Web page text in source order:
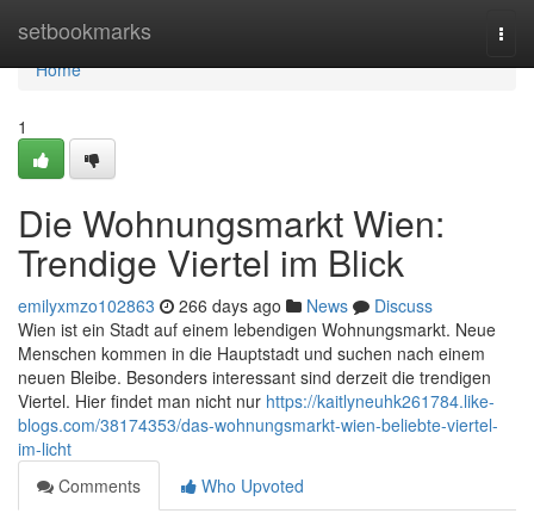
setbookmarks
Home
Home
1
Die Wohnungsmarkt Wien:
Trendige Viertel im Blick
emilyxmzo102863 266 days ago News
Discuss
Wien ist ein Stadt auf einem lebendigen Wohnungsmarkt. Neue
Menschen kommen in die Hauptstadt und suchen nach einem
neuen Bleibe. Besonders interessant sind derzeit die trendigen
Viertel. Hier findet man nicht nur https://kaitlyneuhk261784.like-
blogs.com/38174353/das-wohnungsmarkt-wien-beliebte-viertel-
im-licht
Comments
Who Upvoted